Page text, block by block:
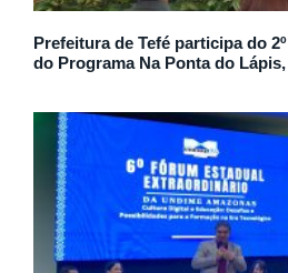
Prefeitura de Tefé participa do
do Programa Na Ponta do